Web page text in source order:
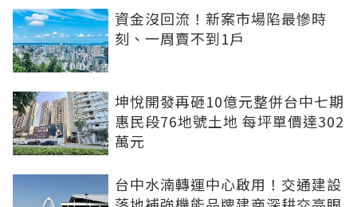
資金沒回流！新案市場陷最慘時
刻、一周賣不到1戶
坤悅開發再砸10億元整併台中七期
惠民段76地號土地 每坪單價達302
萬元
台中水湳轉運中心啟用！交通建設